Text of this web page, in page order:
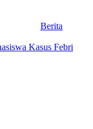
Berita
Kasus Febri